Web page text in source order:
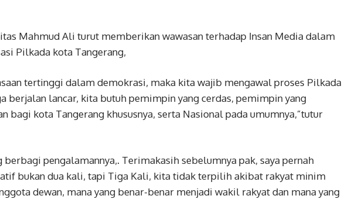
Mahmud Ali turut memberikan wawasan terhadap Insan Media dalam
Pilkada kota Tangerang,
tertinggi dalam demokrasi, maka kita wajib mengawal proses Pilkada
berjalan lancar, kita butuh pemimpin yang cerdas, pemimpin yang
bagi kota Tangerang khususnya, serta Nasional pada umumnya,”tutur
berbagi pengalamannya,. Terimakasih sebelumnya pak, saya pernah
bukan dua kali, tapi Tiga Kali, kita tidak terpilih akibat rakyat minim
dewan, mana yang benar-benar menjadi wakil rakyat dan mana yang